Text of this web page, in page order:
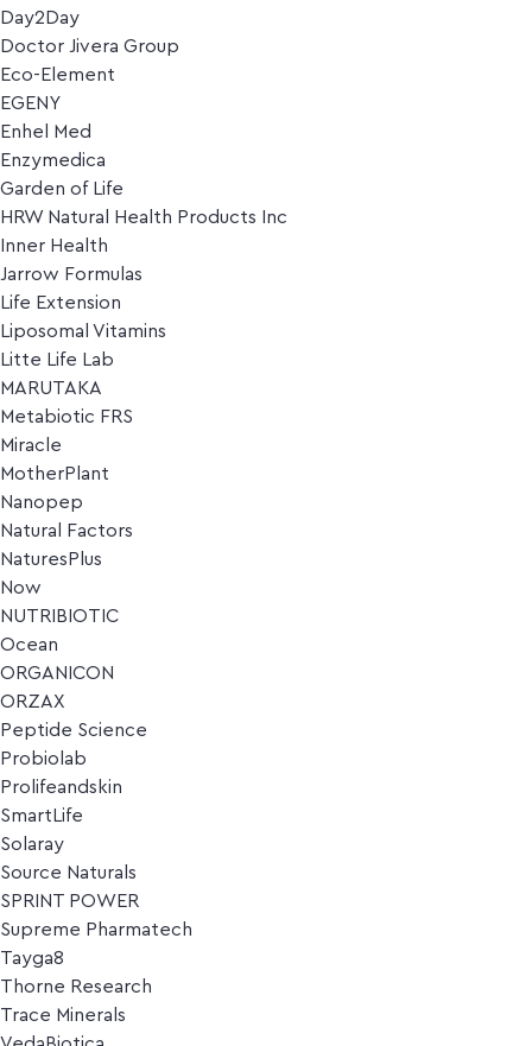
Day2Day
Doctor Jivera Group
Eco-Element
EGENY
Enhel Med
Enzymedica
Garden of Life
HRW Natural Health Products Inc
Inner Health
Jarrow Formulas
Life Extension
Liposomal Vitamins
Litte Life Lab
MARUTAKA
Metabiotic FRS
Miracle
MotherPlant
Nanopep
Natural Factors
NaturesPlus
Now
NUTRIBIOTIC
Ocean
ORGANICON
ORZAX
Peptide Science
Probiolab
Prolifeandskin
SmartLife
Solaray
Source Naturals
SPRINT POWER
Supreme Pharmatech
Tayga8
Thorne Research
Trace Minerals